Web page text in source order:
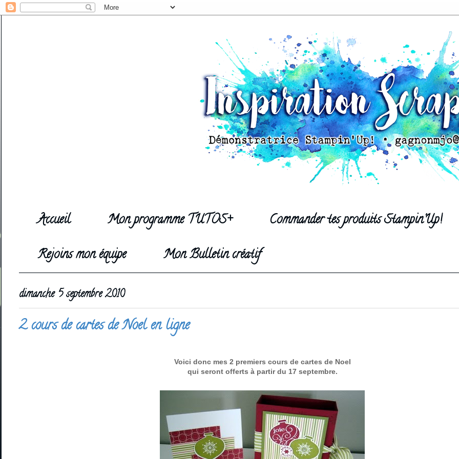
Accueil Mon programme TUTOS+
Commander tes produits Stampin'Up!
Rejoins mon équipe
Mon Bulletin créatif
dimanche 5 septembre 2010
2 cours de cartes de Noel en ligne
Voici donc mes 2 premiers cours de cartes de Noel
qui seront offerts à partir du 17 septembre.